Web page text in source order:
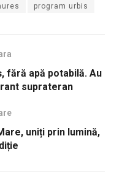
program urbis
fără apă potabilă. Au
suprateran
uniți prin lumină,